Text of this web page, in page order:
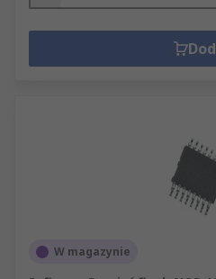
W magazynie